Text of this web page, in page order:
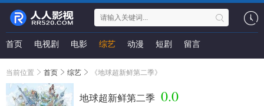
首页 电视剧 电影 综艺 动漫 短剧 留言
当前位置 首页 综艺 《地球超新鲜第二季》
地球超新鲜第二季 0.0